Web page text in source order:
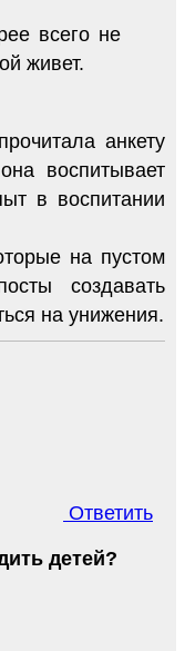
всего не
живет.
анкету
воспитывает
в воспитании
на пустом
создавать
на унижения.
Ответить
детей?